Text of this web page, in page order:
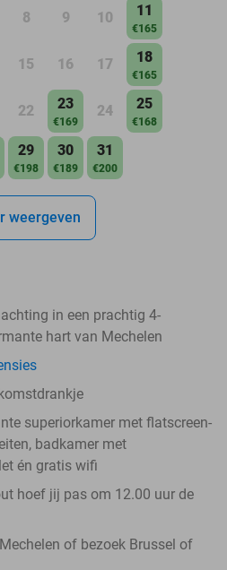
8 9 10 11
€165
15 16 17 18
€165
22 23
€169
24 25
€168
29
€198
30
€189
31
€200
weergeven
in een prachtig 4-
hart van Mechelen
superiorkamer met flatscreen-
badkamer met
én gratis wifi
hoef jij pas om 12.00 uur de
of bezoek Brussel of